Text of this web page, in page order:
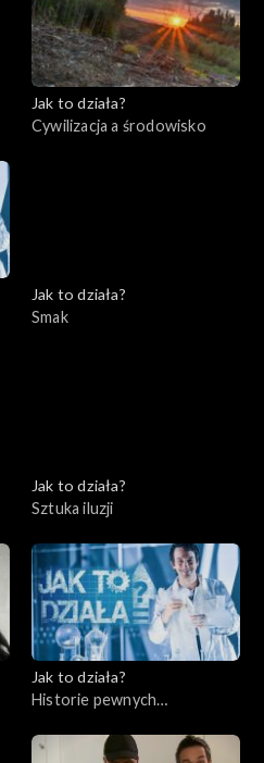
Jak to działa?
Cywilizacja a środowisko
Jak to działa?
Smak
Jak to działa?
Sztuka iluzji
Jak to działa?
Historie pewnych